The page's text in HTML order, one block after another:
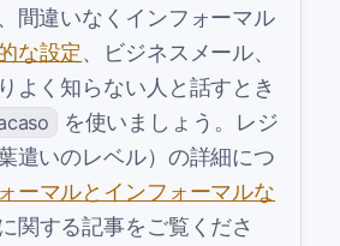
間違いなくインフォーマル
な設定、ビジネスメール、
よく知らない人と話すとき
を使いましょう。レジ
遣いのレベル）の詳細につ
ーマルとインフォーマルな
関する記事をご覧くださ